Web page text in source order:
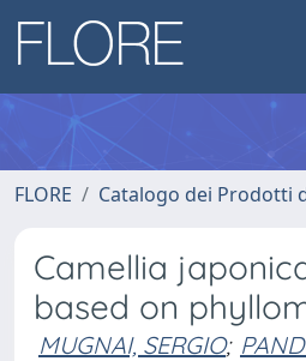
FLORE Catalogo dei Prodotti
Camellia
based on
MUGNAI, SERGIO;